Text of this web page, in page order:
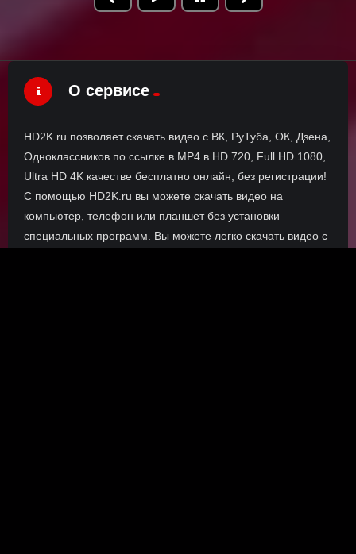
О сервисе
HD2K.ru позволяет скачать видео с ВК, РуТуба, ОК, Дзена,
Одноклассников по ссылке в MP4 в HD 720, Full HD 1080,
Ultra HD 4K качестве бесплатно онлайн, без регистрации!
С помощью HD2K.ru вы можете скачать видео на
компьютер, телефон или планшет без установки
специальных программ. Вы можете легко скачать видео с